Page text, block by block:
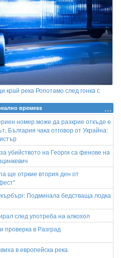
край река Ропотамо след гонка с
времеss
номер може да разкрие откъде е
България чака отговор от Украйна:
убийството на Георги са фенове на
ще отркие втория ден от
Подминала бедстваща лодка
след употреба на алкохол
в Разград
в европейска река